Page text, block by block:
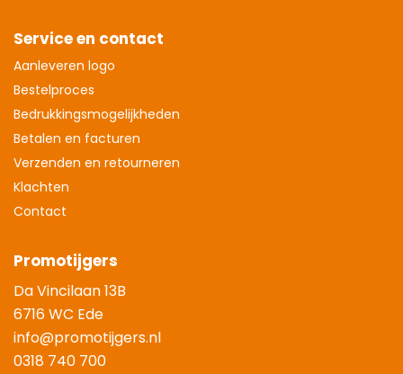
Service en contact
Aanleveren logo
Bestelproces
Bedrukkingsmogelijkheden
Betalen en facturen
Verzenden en retourneren
Klachten
Contact
Promotijgers
Da Vincilaan 13B
6716 WC Ede
info@promotijgers.nl
0318 740 700